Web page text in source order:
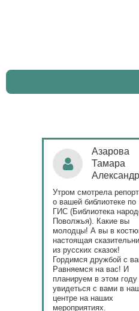
Ольга
Степанова
Была рядом музеем
в Псковской области,
рядом со Словенскими
Ключами, но был
А у вас (Библиотека
народов Поволжья)
теперь посмотреть
экспонаты можно!
Здорово!